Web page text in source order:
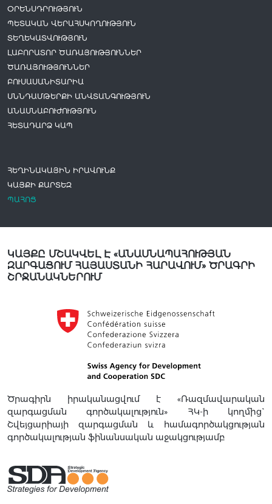
ՕՐԵՆՍԴՐՈՒԹՅՈՒՆ
ՊԵՏԱԿԱՆ ՎԵՐԱՀՍԿՈՂՈՒԹՅՈՒՆ
ՏԵՂԵԿԱՏՎՈՒԹՅՈՒՆ
ԼԱԲՈՐԱՏՈՐ ԾԱՌԱՅՈՒԹՅՈՒՆՆԵՐ
ԾԱՌԱՅՈՒԹՅՈՒՆՆԵՐ
ԲՈՒՍԱՍԱՆԻՏԱՐԻԱ
ՍՆՆԴԱՄԹԵՐՔԻ ԱՆՎՏԱՆԳՈՒԹՅՈՒՆ
ԱՆԱՍՆԱԲՈՒԺՈՒԹՅՈՒՆ
ՀԵՏԱԴԱՐՁ ԿԱՊ
ՀԵՂԻՆԱԿԱՅԻՆ ԻՐԱՎՈՒՆՔ
ԿԱՅՔԻ ՔԱՐՏԵԶ
ՊԱՀՈՑ
ԿԱՅՔԸ ՄՇԱԿՎԵԼ Է «ԱՆԱՍՆԱՊԱՀՈՒԹՅԱՆ
ԶԱՐԳԱՑՈՒՄ ՀԱՅԱՍՏԱՆԻ ՀԱՐԱՎՈՒՄ» ԾՐԱԳՐԻ
ՇՐՋԱՆԱԿՆԵՐՈՒՄ
Ծրագիրն իրականացվում է «Ռազմավարական
զարգացման գործակալություն» ՀԿ-ի կողմից`
Շվեյցարիայի զարգացման և համագործակցության
գործակալության ֆինանսական աջակցությամբ